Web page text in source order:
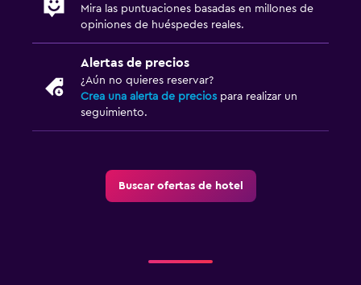
Mira las puntuaciones basadas en millones de
opiniones de huéspedes reales.
Alertas de precios
¿Aún no quieres reservar?
Crea una alerta de precios para realizar un
seguimiento.
Buscar ofertas de hotel